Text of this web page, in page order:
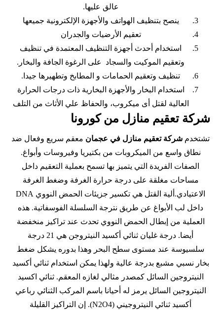
عالق عليها.
ينصح بتنظيف الهواتف والأجهزة الإلكترونية جميعها
تعقيم الأرضيات والجدران
استخدام أحدث أجهزة التنظيف المعتمدة في تنظيف
وتعقيم الموكيت والسجاد على الرغوة الجافة والبخار.
تنظيف وتعقيم الحمامات و المطابخ وتطهيرها جيدا.
استخدام البخار والأجهزة البخارية ذات درجات الحرارة
العالية لقتل أى ميكروب، والحفاظ علي الأثاث من التلف
شركة تعقيم منازل من كورونا
تشتخدم شركة تعقيم منازل في عجمان معقم سريع وفعال ضد
نطاق واسع من الميكروبات من بكتيريا وفيروسات وأبواغ.
الصفات الفريدة التي يتميز بها تسمح بعملية التعقيم داخل
مساحات مغلقة على درجة حرارة الغرفة وضغط الغرفة
الاعتيادي.ألية القتل هي تكسير جزيئات الحمض النووي DNA
داخل لب الأبواغ عن طريق نترجة السلسلة الفوسفاتية. هذه
العملية من إبطال الحمض النووي تحدث عند تراكيز منخفضة
أيضا. درجة غليان ثنائي أكسيد النيتروجن هي 21 درجة
سلسيوسة عند مستوى سطح البحر وهذا بدوره يشكل ضغط
بخار نسبي مشبع بدرجة عالية ولهذا يمكن استخدام ثنائي أكسيد
النيتروجين السائل كمصدر مثالي لغازه المعقم. ثنائي اكسيد
النيتروجين السائل يرمز له أحيانا باسم المركب الثنائي رباعي
أكسيد ثنائي النيتروجيني (N2O4). إن التراكيز القليلة